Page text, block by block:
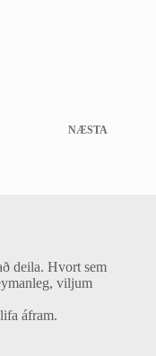
NÆSTA
deila. Hvort sem
viljum
áfram.